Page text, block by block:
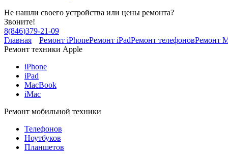
Не нашли своего устройства или цены ремонта?
Звоните!
8(846)379-21-09
Главная
Ремонт iPhoneРемонт iPadРемонт телефоновРемонт
Ремонт техники Apple
iPhone
iPad
MacBook
iMac
Ремонт мобильной техники
Телефонов
Ноутбуков
Планшетов